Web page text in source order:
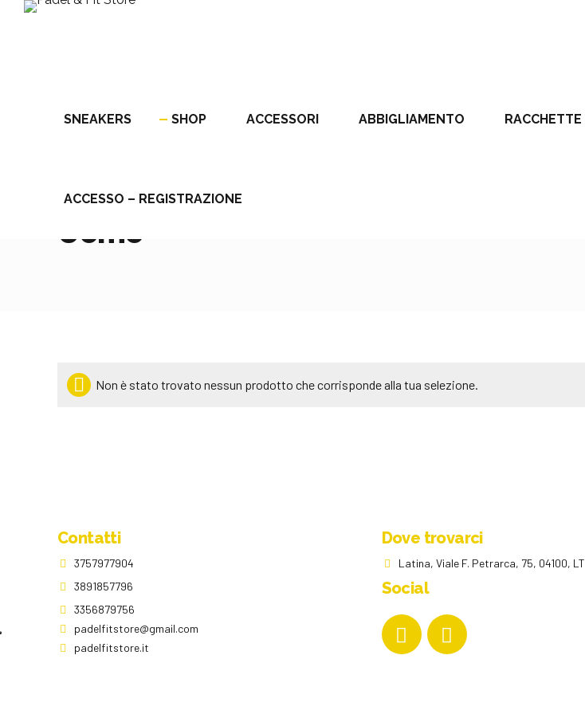
SNEAKERS SHOP ACCESSORI ABBIGLIAMENTO RACCHETTE
ACCESSO – REGISTRAZIONE
HOME CATEGORY
Uomo
Non è stato trovato nessun prodotto che corrisponde alla tua selezione.
Contatti
3757977904
3891857796
3356879756
padelfitstore@gmail.com
padelfitstore.it
Dove trovarci
Latina, Viale F. Petrarca, 75, 04100, LT
Social